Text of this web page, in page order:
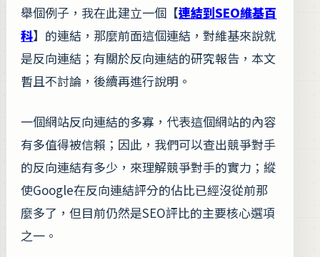
舉個例子，我在此建立一個【連結到SEO維基百
科】的連結，那麼前面這個連結，對維基來說就
是反向連結；有關於反向連結的研究報告，本文
暫且不討論，後續再進行說明。
一個網站反向連結的多寡，代表這個網站的內容
有多值得被信賴；因此，我們可以查出競爭對手
的反向連結有多少，來理解競爭對手的實力；縱
使Google在反向連結評分的佔比已經沒從前那
麼多了，但目前仍然是SEO評比的主要核心選項
之一。